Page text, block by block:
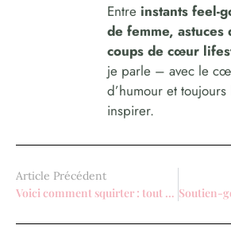
Entre instants feel-
de femme,
coups de cœur
je parle – avec le
d’humour et toujours
inspirer.
Article Précédent
Voici comment squirter : tout ce que vous devez savoir avant de vous lancer